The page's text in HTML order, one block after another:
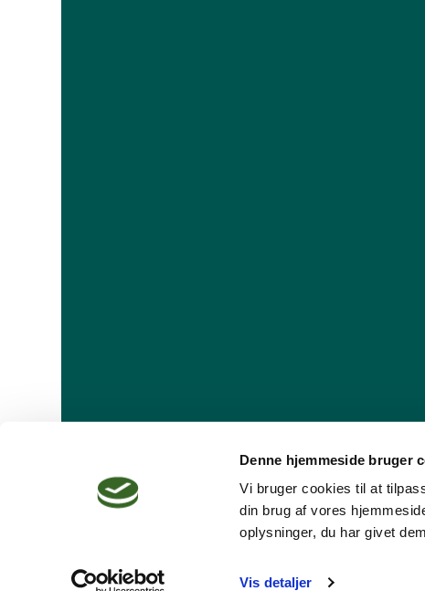
Denne hjemmeside bruger
Vi bruger cookies til at
din brug af vores
oplysninger, du har givet
Vis detaljer
Dansk Psykoterapeutforening